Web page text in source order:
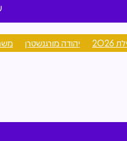
יהודה מורגנשטרן